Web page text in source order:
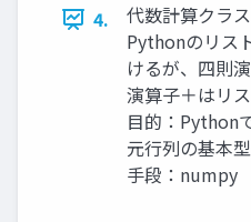
4.
代数計算クラ
Pythonのリス
けるが、四則
演算子＋はリ
目的：Python
元行列の基本
手段：numpy